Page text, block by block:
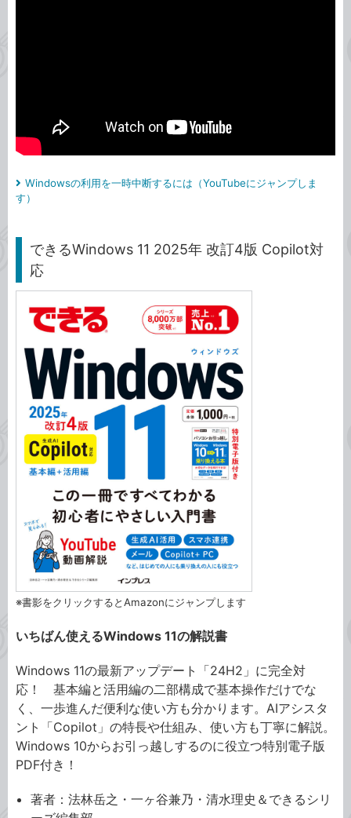
Windowsの利用を一時中断するには（YouTubeにジャンプしま
す）
できるWindows 11 2025年 改訂4版 Copilot対
応
※書影をクリックするとAmazonにジャンプします
いちばん使えるWindows 11の解説書
Windows 11の最新アップデート「24H2」に完全対
応！ 基本編と活用編の二部構成で基本操作だけでな
く、一歩進んだ便利な使い方も分かります。AIアシスタ
ント「Copilot」の特長や仕組み、使い方も丁寧に解説。
Windows 10からお引っ越しするのに役立つ特別電子版
PDF付き！
著者：法林岳之・一ヶ谷兼乃・清水理史＆できるシリ